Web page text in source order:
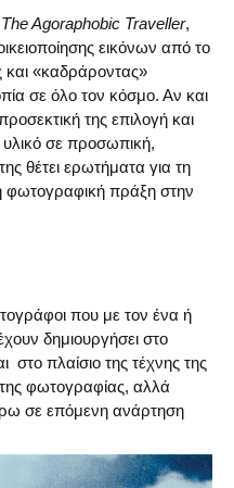
The Agoraphobic Traveller,
εικόνων από το
και «καδράροντας»
σε όλο τον κόσμο. Αν και
της επιλογή και
υλικό σε προσωπική,
θέτει ερωτήματα για τη
φωτογραφική πράξη στην
που με τον ένα ή
δημιουργήσει στο
πλαίσιο της τέχνης της
φωτογραφίας, αλλά
σε επόμενη ανάρτηση